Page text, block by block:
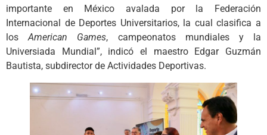
importante en México avalada por la Federación
Internacional de Deportes Universitarios, la cual clasifica a
losAmerican Games, campeonatos mundiales y la
Universiada Mundial”, indicó el maestro Edgar Guzmán
Bautista, subdirector de Actividades Deportivas.